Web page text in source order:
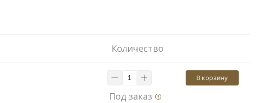
Количество
В корзину
Под заказ